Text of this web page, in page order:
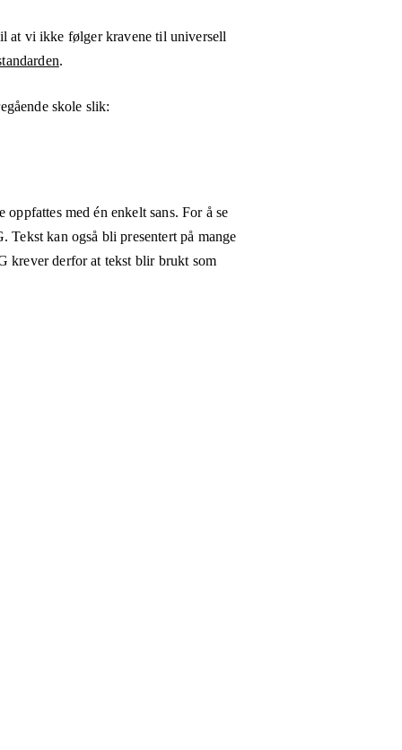
at vi ikke følger kravene til universell
.
skole slik:
med én enkelt sans. For å se
kan også bli presentert på mange
krever derfor at tekst blir brukt som